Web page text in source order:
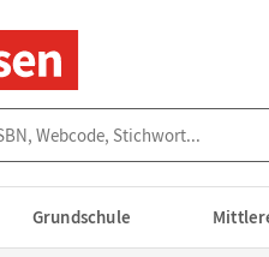
Grundschule